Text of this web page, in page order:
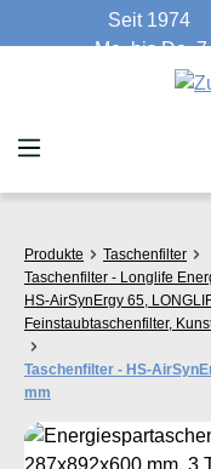
Zum HauptinhaltSeit 1974
Mo. bis Do.
Produkte
Taschenfilter
Taschenfilter - Longlife
HS-AirSynErgy 65,
Feinstaubtaschenfilter,
Taschenfilter - HS-
mm
Bildergalerie